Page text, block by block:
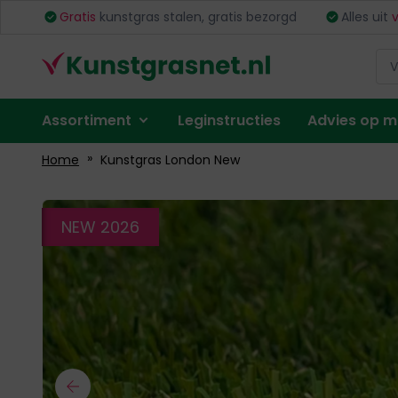
Gratis kunstgras stalen, gratis bezorgd Alles uit
Assortiment Leginstructies Advies op
Home Kunstgras London New
Ga
naar
van
afbeeldingen-
gallerij
NEW 2026